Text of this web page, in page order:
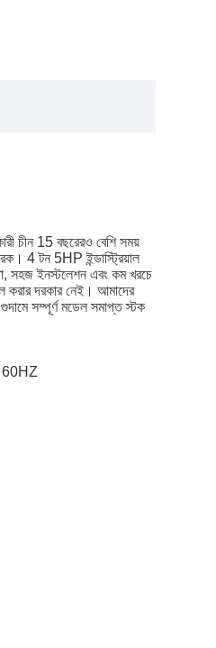
চীন 15 বছরেরও বেশি সময়
4 টন 5HP ইন্ডাস্ট্রিয়াল
সহজ ইনস্টলেশন এবং কম খরচে
করার দরকার নেই। আমাদের
সম্পূর্ণ মডেল সমাপ্ত স্টক
60HZ